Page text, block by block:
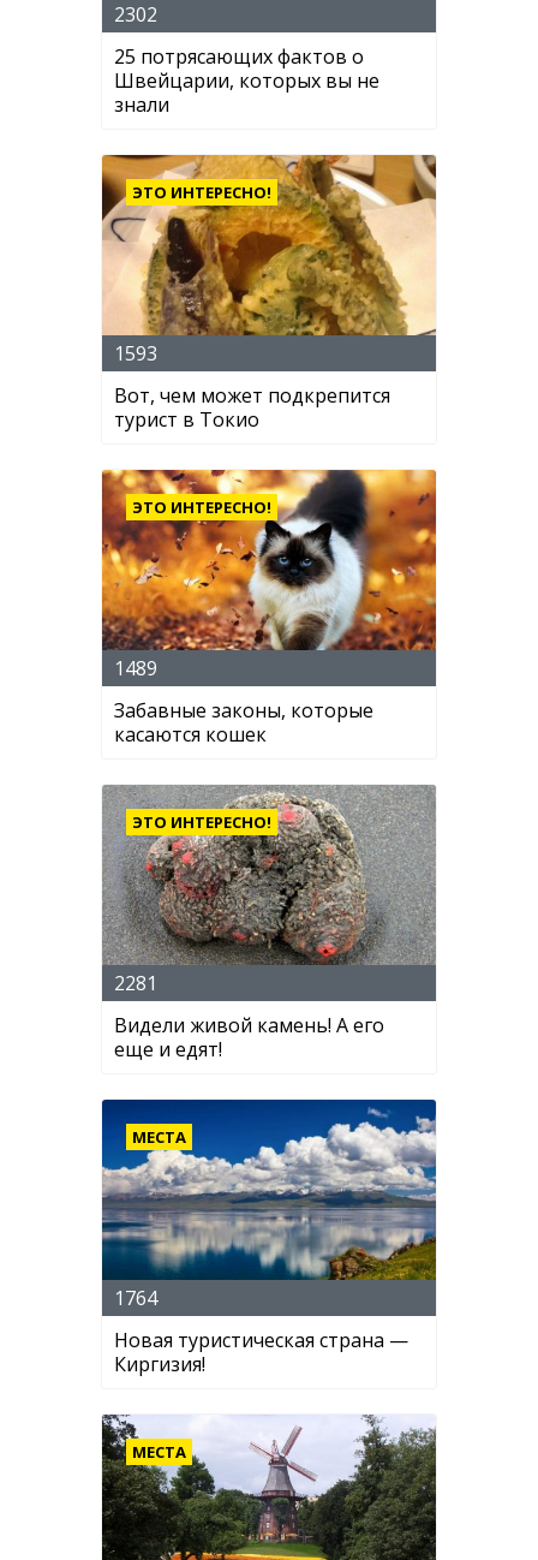
2302
25 потрясающих фактов о
Швейцарии, которых вы не
знали
ЭТО ИНТЕРЕСНО!
1593
Вот, чем может подкрепится
турист в Токио
ЭТО ИНТЕРЕСНО!
1489
Забавные законы, которые
касаются кошек
ЭТО ИНТЕРЕСНО!
2281
Видели живой камень! А его
еще и едят!
МЕСТА
1764
Новая туристическая страна —
Киргизия!
МЕСТА